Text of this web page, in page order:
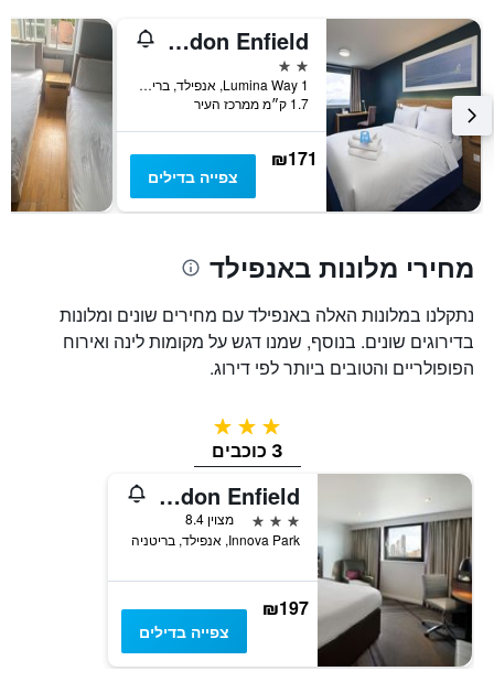
ציר
Y
המציג
את
מחיר
הממוצע
של
חדר
Travelodge London Enfield
2 כוכבים
1 Lumina Way, אנפילד, בריטניה
1.7 ק״מ ממרכז העיר
₪171
צפייה בדילים
מחירי מלונות באנפילד
נתקלנו במלונות האלה באנפילד עם מחירים שונים ומלונות
בדירוגים שונים. בנוסף, שמנו דגש על מקומות לינה ואירוח
הפופולריים והטובים ביותר לפי דירוג.
3 כוכבים
3 כוכבים
Premier Inn London Enfield
3 כוכבים
מצוין 8.4
Innova Park, אנפילד, בריטניה
₪197
צפייה בדילים